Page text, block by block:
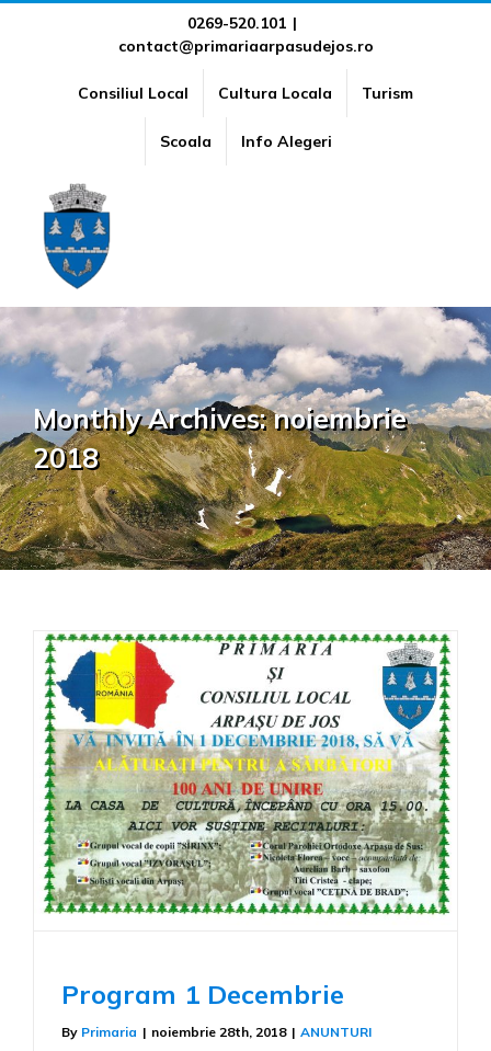
0269-520.101 |
contact@primariaarpasudejos.ro
Consiliul Local Cultura Locala Turism
Scoala Info Alegeri
Monthly Archives:noiembrie
2018
Program 1 Decembrie
By Primaria | noiembrie 28th, 2018 | ANUNTURI